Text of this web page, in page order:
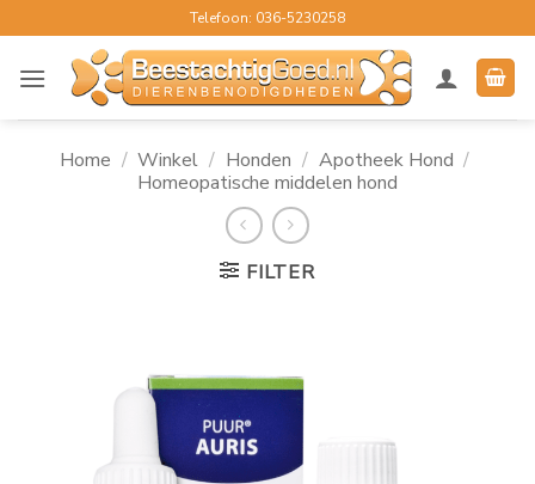
naar
inhoud
Telefoon: 036-5230258
Home / Winkel / Honden / Apotheek Hond /
Homeopatische middelen hond
FILTER